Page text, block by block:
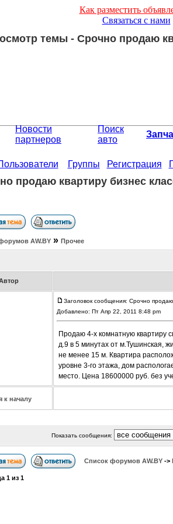
Как разместить
Связаться с нами
темы - Срочно продаю
Новости
партнеров
Поиск
авто
Группы Регистрация
продаю квартиру бизнес
АW.BY» Прочее
Заголовок сообщения: Срочно продаю
Добавлено: Пт Апр 22, 2011 8:48 pm
Продаю 4-х комнатную квартиру
д.9 в 5 минутах от м.Тушинская,
не менее 15 м. Квартира
уровне 3-го этажа, дом
место. Цена 18600000 руб. без
к началу
Показать сообщения:
Список форумов АW.BY ->
1 из 1